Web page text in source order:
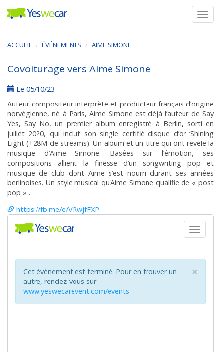
ACCUEIL ÉVÉNEMENTS AIME SIMONE
Covoiturage vers Aime Simone
Le 05/10/23
Auteur-compositeur-interprète et producteur français d’origine
norvégienne, né à Paris, Aime Simone est déjà l’auteur de Say
Yes, Say No, un premier album enregistré à Berlin, sorti en
juillet 2020, qui inclut son single certifié disque d’or ‘Shining
Light (+28M de streams). Un album et un titre qui ont révélé la
musique d’Aime Simone. Basées sur l’émotion, ses
compositions allient la finesse d’un songwriting pop et
musique de club dont Aime s’est nourri durant ses années
berlinoises. Un style musical qu’Aime Simone qualifie de « post
pop » .
https://fb.me/e/VRwjfFXP